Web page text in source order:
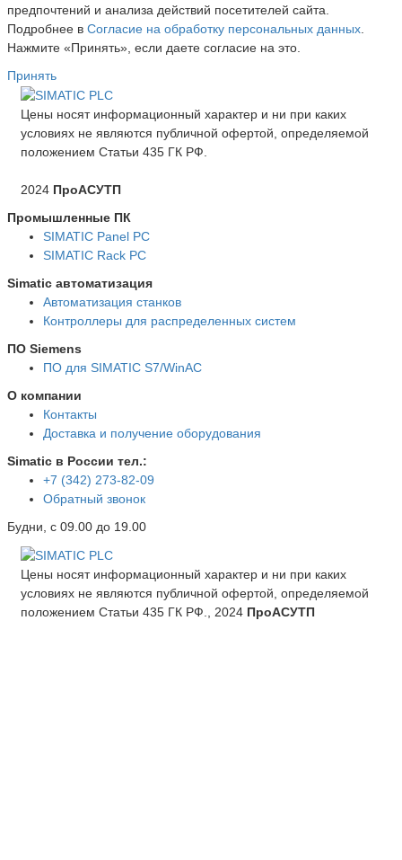
предпочтений и анализа действий посетителей сайта.
Подробнее в Согласие на обработку персональных данных.
Нажмите «Принять», если даете согласие на это.
Принять
Цены носят информационный характер и ни при каких
условиях не являются публичной офертой, определяемой
положением Статьи 435 ГК РФ.
2024 ПроАСУТП
Промышленные ПК
SIMATIC Panel PС
SIMATIC Rack PC
Simatic автоматизация
Автоматизация станков
Контроллеры для распределенных систем
ПО Siemens
ПО для SIMATIC S7/WinAC
О компании
Контакты
Доставка и получение оборудования
Simatic в России тел.:
+7 (342) 273-82-09
Обратный звонок
Будни, с 09.00 до 19.00
Цены носят информационный характер и ни при каких
условиях не являются публичной офертой, определяемой
положением Статьи 435 ГК РФ., 2024 ПроАСУТП